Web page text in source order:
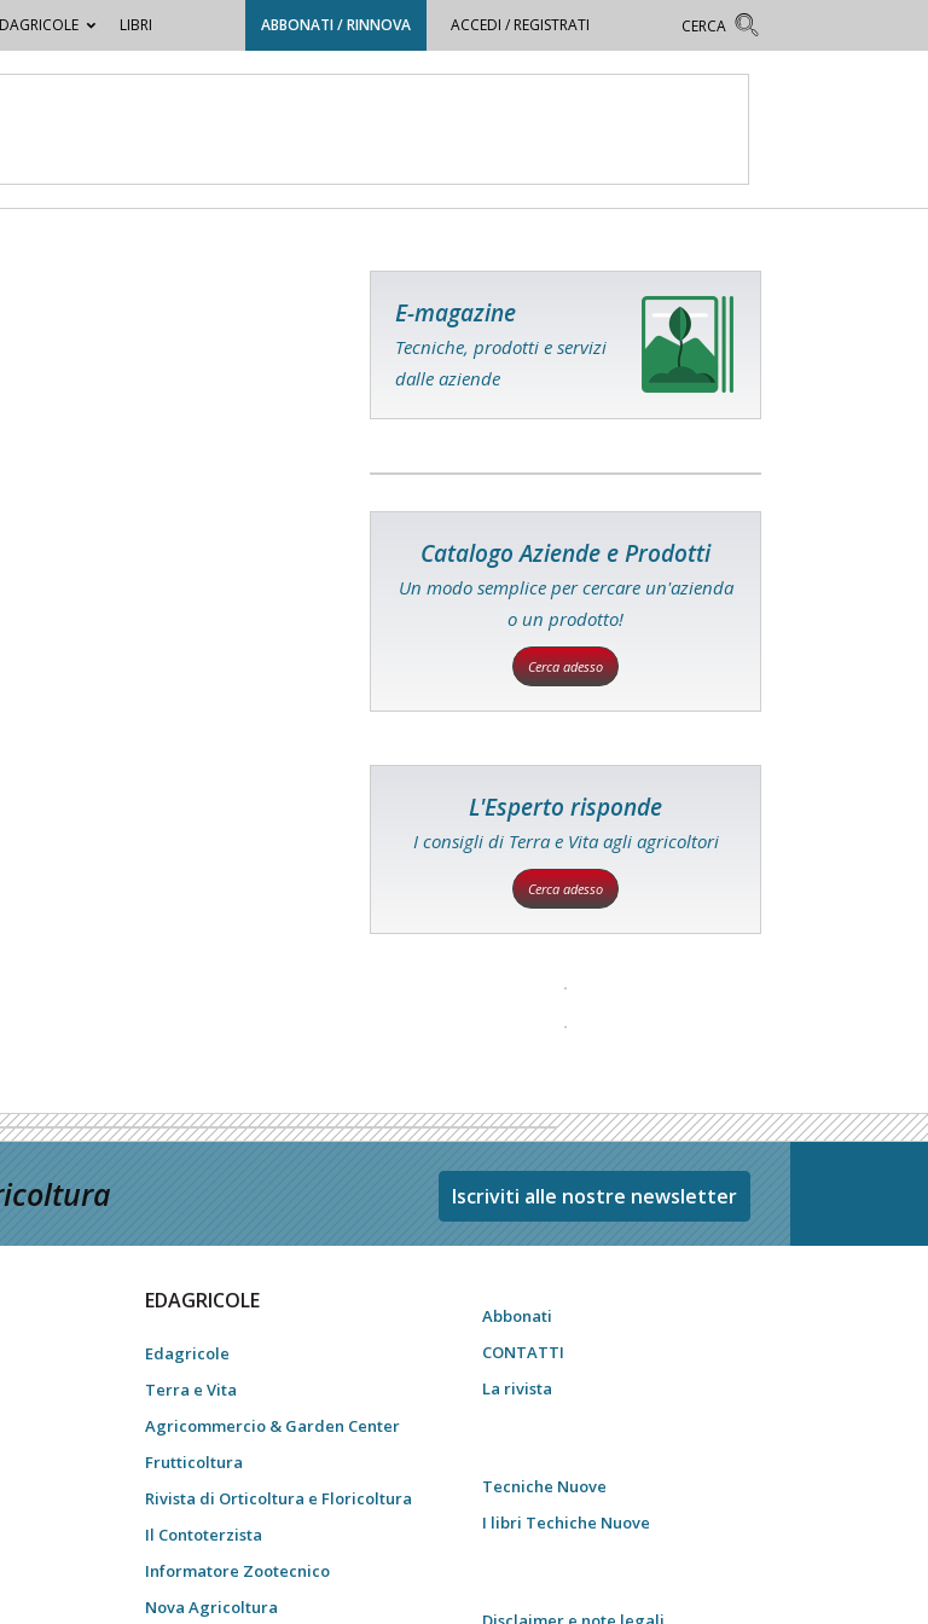
LIBRI ABBONATI / RINNOVA ACCEDI / REGISTRATI
E-magazine
Tecniche, prodotti e servizi
dalle aziende
Catalogo Aziende e Prodotti
Un modo semplice per cercare un'azienda
o un prodotto!
Cerca adesso
L'Esperto risponde
I consigli di Terra e Vita agli agricoltori
Cerca adesso
Iscriviti alle nostre newsletter
EDAGRICOLE
Edagricole
Terra e Vita
Agricommercio & Garden Center
Frutticoltura
Rivista di Orticoltura e Floricoltura
Il Contoterzista
Informatore Zootecnico
Nova Agricoltura
Abbonati
CONTATTI
La rivista
Tecniche Nuove
I libri Techiche Nuove